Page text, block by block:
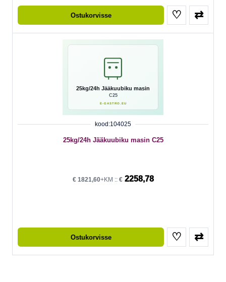
Ostukorvisse ♡ ⇄
kood:104025
25kg/24h Jääkuubiku masin C25
€1821,60+KM :: €2258,78
Ostukorvisse ♡ ⇄